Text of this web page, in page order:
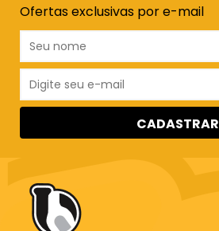
Ofertas exclusivas por e-mail
CADASTRAR